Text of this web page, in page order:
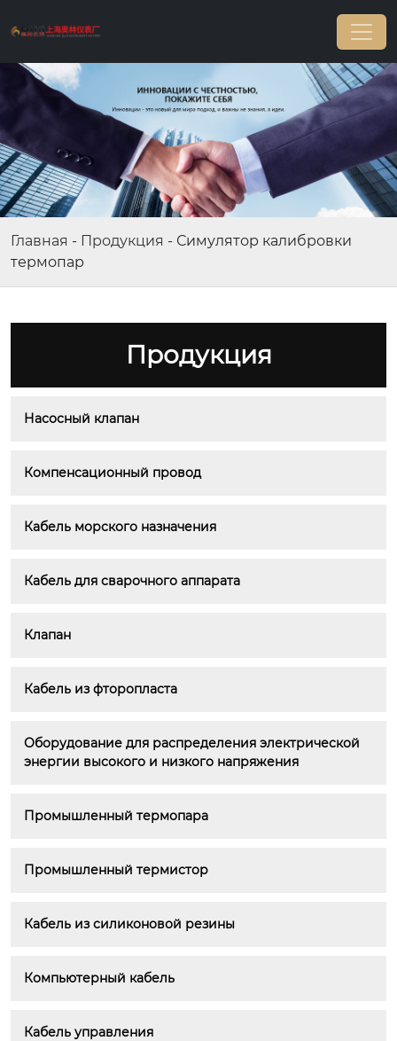
Главная - Продукция - Симулятор калибровки
термопар
Продукция
Насосный клапан
Компенсационный провод
Кабель морского назначения
Кабель для сварочного аппарата
Клапан
Кабель из фторопласта
Оборудование для распределения электрической
энергии высокого и низкого напряжения
Промышленный термопара
Промышленный термистор
Кабель из силиконовой резины
Компьютерный кабель
Кабель управления